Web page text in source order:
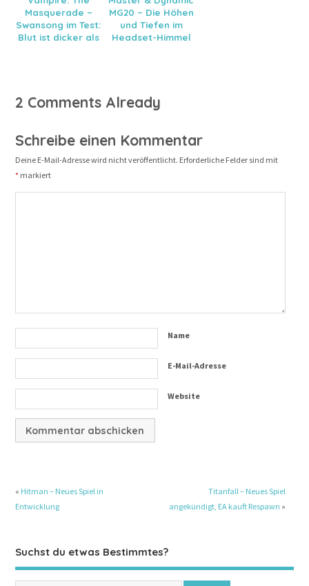
Masquerade –
Swansong im Test:
Blut ist dicker als
MG20 – Die Höhen
und Tiefen im
Headset-Himmel
2 Comments Already
Schreibe einen Kommentar
Deine E-Mail-Adresse wird nicht veröffentlicht. Erforderliche Felder sind mit
*markiert
Name
E-Mail-Adresse
Website
« Hitman – Neues Spiel in
Entwicklung
Titanfall – Neues Spiel
angekündigt, EA kauft Respawn »
Suchst du etwas Bestimmtes?